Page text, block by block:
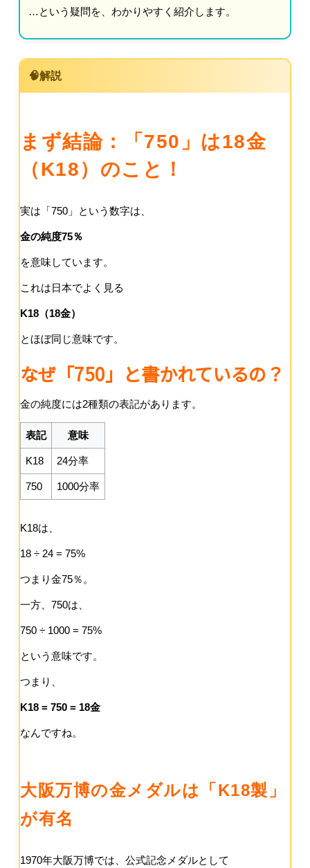
…という疑問を、わかりやすく紹介します。
🧠解説
まず結論：「750」は18金
（K18）のこと！
実は「750」という数字は、
金の純度75％
を意味しています。
これは日本でよく見る
K18（18金）
とほぼ同じ意味です。
なぜ「750」と書かれているの？
金の純度には2種類の表記があります。
表記 意味
K18 24分率
750 1000分率
K18は、
18 ÷ 24 = 75%
つまり金75％。
一方、750は、
750 ÷ 1000 = 75%
という意味です。
つまり、
K18 = 750 = 18金
なんですね。
大阪万博の金メダルは「K18製」
が有名
1970年大阪万博では、公式記念メダルとして